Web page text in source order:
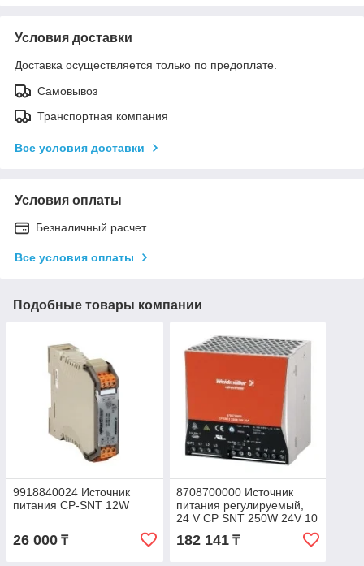
Условия доставки
Доставка осуществляется только по предоплате.
Самовывоз
Транспортная компания
Все условия доставки
Условия оплаты
Безналичный расчет
Все условия оплаты
Подобные товары компании
9918840024 Источник
питания CP-SNT 12W
26 000 ₸
8708700000 Источник
питания регулируемый,
24 V CP SNT 250W 24V 10
182 141₸